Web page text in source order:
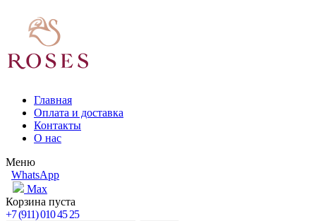
Главная
Оплата и доставка
Контакты
О нас
Меню
WhatsApp
Max
Корзина пуста
+7 (911) 010 45 25